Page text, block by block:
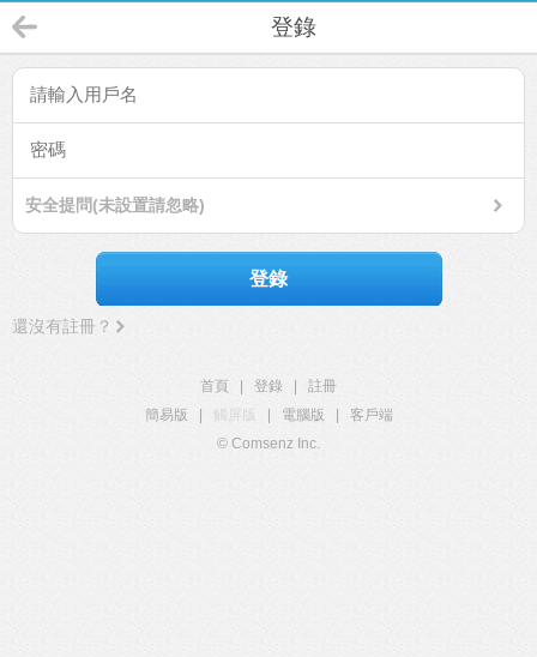
登錄
安全提問(未設置請忽略)
登錄
還沒有註冊？
首頁 登錄
註冊
簡易版
觸屏版 電腦版
客戶端
© Comsenz Inc.